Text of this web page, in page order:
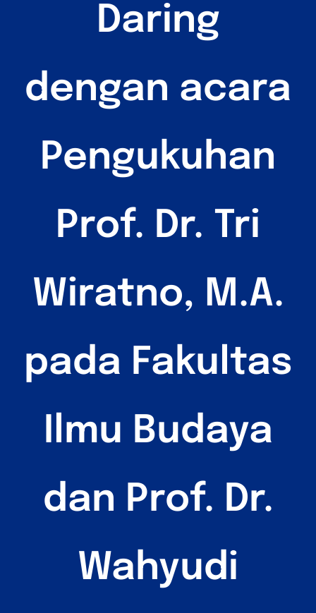
Kontak
Daring
dengan acara
Pengukuhan
Prof. Dr. Tri
Wiratno, M.A.
pada Fakultas
Ilmu Budaya
dan Prof. Dr.
Wahyudi